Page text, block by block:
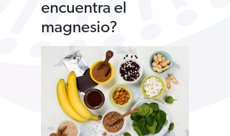
encuentra el
magnesio?